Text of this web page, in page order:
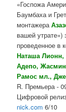
«Госпожа
Баумбаха и
монтажера
вашей утрате»)
проведенное в
Наташа Лионн,
Адепо,
Рамос мл.,
R. Премьера -
Цифровой
nick.com 6/10